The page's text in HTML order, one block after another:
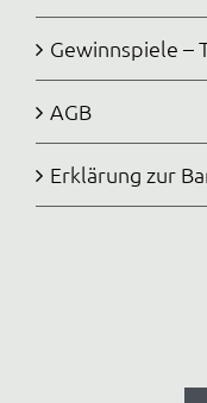
Gewinnspiele –
AGB
Erklärung zur